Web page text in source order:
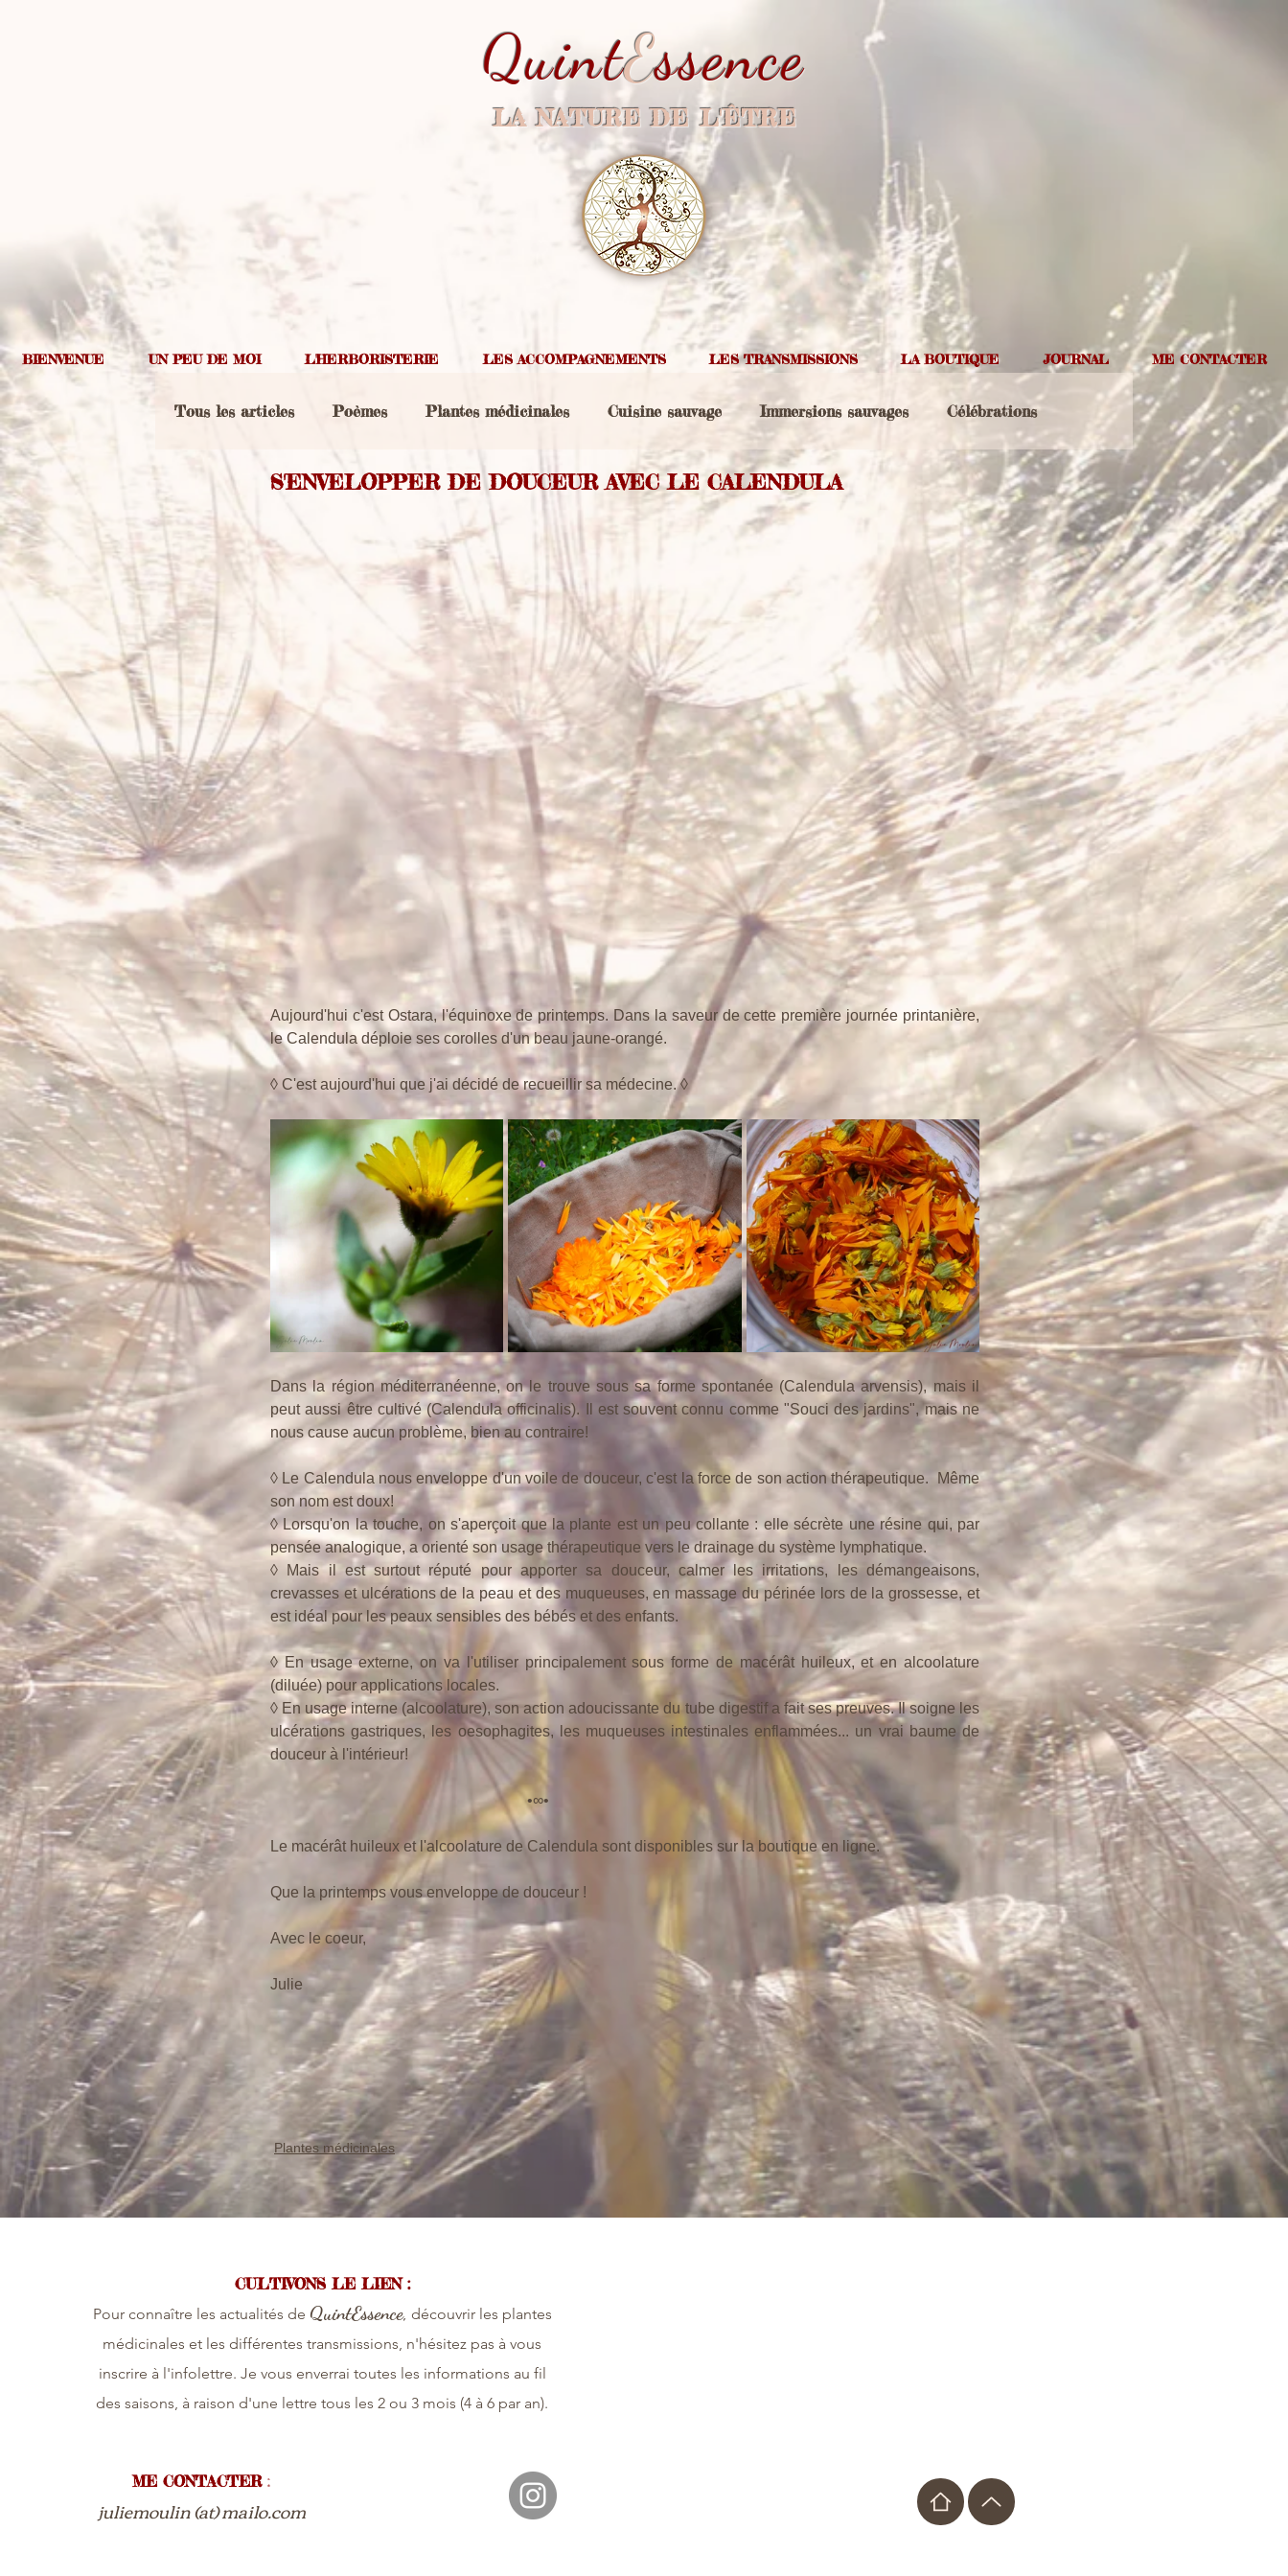
QuintEssence
LA NATURE DE L'ÊTRE
BIENVENUE UN PEU DE MOI L'HERBORISTERIE LES ACCOMPAGNEMENTS LES TRANSMISSIONS LA BOUTIQUE JOURNAL ME CONTACTER
Tous les articles Poèmes Plantes médicinales Cuisine sauvage Immersions sauvages Célébrations
Vidéos S'ENVELOPPER DE DOUCEUR AVEC LE CALENDULA
Aujourd'hui c'est Ostara, l'équinoxe de printemps. Dans la saveur de cette première journée printanière,
le Calendula déploie ses corolles d'un beau jaune-orangé.
◊ C'est aujourd'hui que j'ai décidé de recueillir sa médecine. ◊
Dans la région méditerranéenne, on le trouve sous sa forme spontanée (Calendula arvensis), mais il
peut aussi être cultivé (Calendula officinalis). Il est souvent connu comme "Souci des jardins", mais ne
nous cause aucun problème, bien au contraire!
◊ Le Calendula nous enveloppe d'un voile de douceur, c'est la force de son action thérapeutique.  Même
son nom est doux!
◊ Lorsqu'on la touche, on s'aperçoit que la plante est un peu collante : elle sécrète une résine qui, par
pensée analogique, a orienté son usage thérapeutique vers le drainage du système lymphatique.
◊ Mais il est surtout réputé pour apporter sa douceur, calmer les irritations, les démangeaisons,
crevasses et ulcérations de la peau et des muqueuses, en massage du périnée lors de la grossesse, et
est idéal pour les peaux sensibles des bébés et des enfants.
◊ En usage externe, on va l'utiliser principalement sous forme de macérât huileux, et en alcoolature
(diluée) pour applications locales.
◊ En usage interne (alcoolature), son action adoucissante du tube digestif a fait ses preuves. Il soigne les
ulcérations gastriques, les oesophagites, les muqueuses intestinales enflammées... un vrai baume de
douceur à l'intérieur!
                                                                   •∞•
Le macérât huileux et l'alcoolature de Calendula sont disponibles sur la boutique en ligne.
Que la printemps vous enveloppe de douceur !
Avec le coeur,
Julie
Plantes médicinales
CULTIVONS LE LIEN :
Pour connaître les actualités de QuintEssence, découvrir les plantes
médicinales et les différentes transmissions, n'hésitez pas à vous
inscrire à l'infolettre. Je vous enverrai toutes les informations au fil
des saisons, à raison d'une lettre tous les 2 ou 3 mois (4 à 6 par an).
ME CONTACTER:
juliemoulin (at) mailo.com